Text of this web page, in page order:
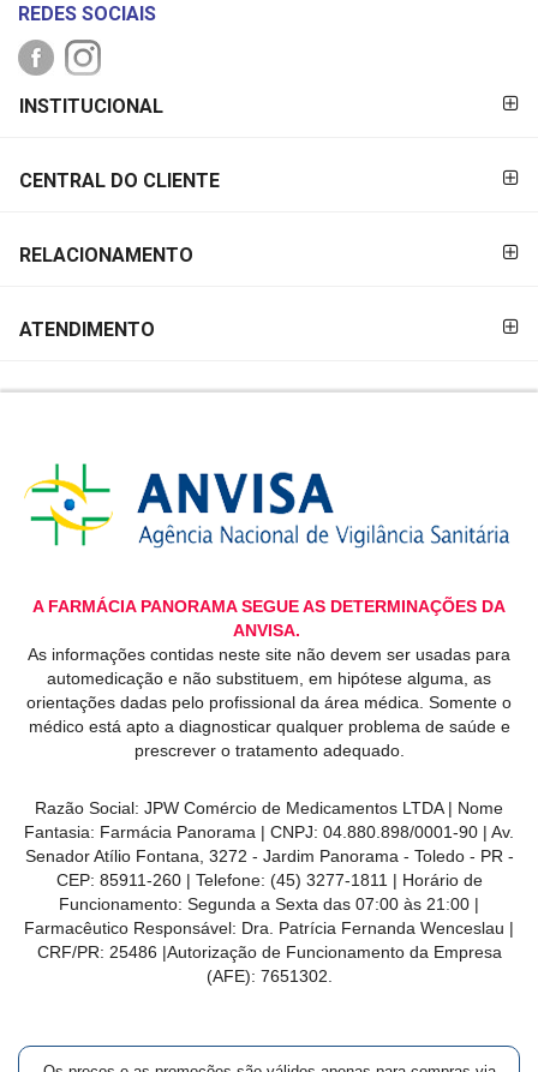
REDES SOCIAIS
PAGAMENTO
INSTITUCIONAL
CENTRAL DO CLIENTE
RELACIONAMENTO
ATENDIMENTO
A FARMÁCIA PANORAMA SEGUE AS DETERMINAÇÕES DA
ANVISA.
As informações contidas neste site não devem ser usadas para
automedicação e não substituem, em hipótese alguma, as
orientações dadas pelo profissional da área médica. Somente o
médico está apto a diagnosticar qualquer problema de saúde e
prescrever o tratamento adequado.
Razão Social: JPW Comércio de Medicamentos LTDA | Nome
Fantasia: Farmácia Panorama | CNPJ: 04.880.898/0001-90 | Av.
Senador Atílio Fontana, 3272 - Jardim Panorama - Toledo - PR -
CEP: 85911-260 | Telefone: (45) 3277-1811 | Horário de
Funcionamento: Segunda a Sexta das 07:00 às 21:00 |
Farmacêutico Responsável: Dra. Patrícia Fernanda Wenceslau |
CRF/PR: 25486 |Autorização de Funcionamento da Empresa
(AFE): 7651302.